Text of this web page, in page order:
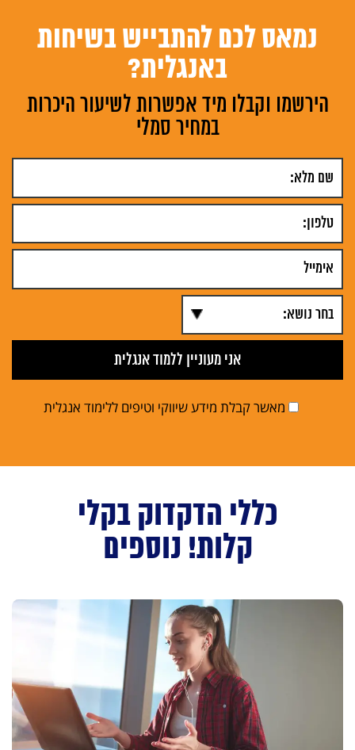
נמאס לכם להתבייש בשיחות
באנגלית?
הירשמו וקבלו מיד אפשרות לשיעור היכרות
במחיר סמלי
מאשר קבלת מידע שיווקי וטיפים ללימוד אנגלית
כללי הדקדוק בקלי
קלות! נוספים